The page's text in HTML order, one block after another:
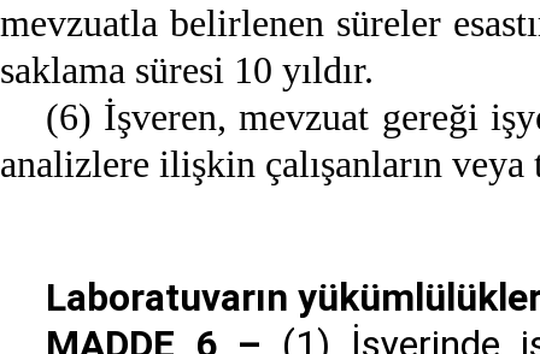
mevzuatla belirlenen süreler
saklama süresi 10 yıldır.
(6) İşveren, mevzuat gereği
analizlere ilişkin çalışanların
Laboratuvarın
MADDE 6 – (1) İşyerinde